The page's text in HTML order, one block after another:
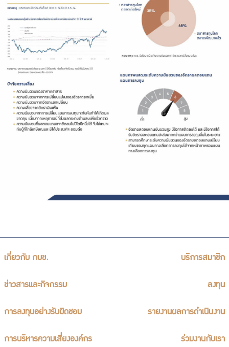
เกี่ยวกับ กบข. บริการสมาชิก
ข่าวสารและกิจกรรม ลงทุน
การลงทุนอย่างรับผิดชอบ รายงานผลการดำเนินงาน
การบริหารความเสี่ยงองค์กร ร่วมงานกับเรา